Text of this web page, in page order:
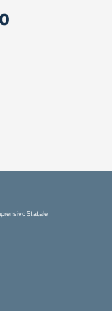
Statale